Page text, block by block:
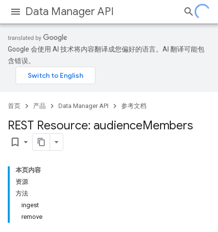
Data Manager API
Google 会使用 AI 技术将内容翻译成您偏好的语言。AI 翻译可能包
含错误。
首页 产品 Data Manager API 参考文档
REST Resource: audienceMembers
bookmark_border
本页内容
资源
方法
ingest
remove